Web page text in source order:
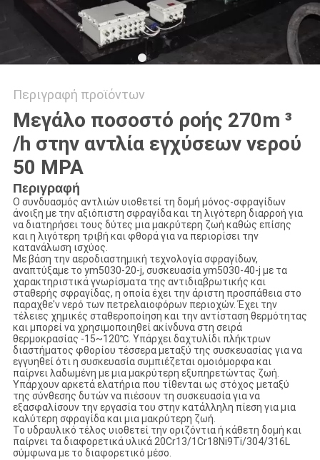
Περιγραφή προϊόντων
Μεγάλο ποσοστό ροής 270m ³
/h στην αντλία εγχύσεων νερού
50 MPA
Περιγραφή
Ο συνδυασμός αντλιών υιοθετεί τη δομή μόνος-σφραγίδων
άνοιξη με την αξιόπιστη σφραγίδα και τη λιγότερη διαρροή για
να διατηρήσει τους δύτες μια μακρύτερη ζωή καθώς επίσης
και η λιγότερη τριβή και φθορά για να περιορίσει την
κατανάλωση ισχύος.
Με βάση την αεροδιαστημική τεχνολογία σφραγίδων,
αναπτύξαμε το ym5030-20-j, συσκευασία ym5030-40-j με τα
χαρακτηριστικά γνωρίσματα της αντιδιαβρωτικής και
σταθερής σφραγίδας, η οποία έχει την άριστη προσπάθεια στο
παραχθε'ν νερό των πετρελαιοφόρων περιοχών. Έχει την
τέλειες χημικές σταθεροποίηση και την αντίσταση θερμότητας
και μπορεί να χρησιμοποιηθεί ακίνδυνα στη σειρά
θερμοκρασίας -15~120℃. Υπάρχει δαχτυλίδι πλήκτρων
διαστήματος φθορίου τέσσερα μεταξύ της συσκευασίας για να
εγγυηθεί ότι η συσκευασία συμπιέζεται ομοιόμορφα και
παίρνει λαδωμένη με μια μακρύτερη εξυπηρετώντας ζωή.
Υπάρχουν αρκετά ελατήρια που τίθενται ως στόχος μεταξύ
της σύνθεσης δυτών να πιέσουν τη συσκευασία για να
εξασφαλίσουν την εργασία του στην κατάλληλη πίεση για μια
καλύτερη σφραγίδα και μια μακρύτερη ζωή.
Το υδραυλικό τέλος υιοθετεί την οριζόντια ή κάθετη δομή και
παίρνει τα διαφορετικά υλικά 20Cr13/1Cr18Ni9Ti/304/316L
σύμφωνα με το διαφορετικό μέσο.